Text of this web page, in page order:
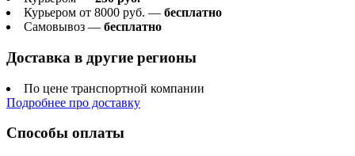
Курьером от 8000 руб. — бесплатно
Самовывоз — бесплатно
Доставка в другие регионы
По цене транспортной компании
Подробнее про доставку
Способы оплаты